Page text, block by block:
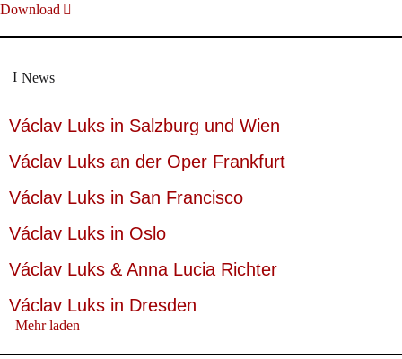
Download
News
Václav Luks in Salzburg und Wien
Václav Luks an der Oper Frankfurt
Václav Luks in San Francisco
Václav Luks in Oslo
Václav Luks & Anna Lucia Richter
Václav Luks in Dresden
Mehr laden